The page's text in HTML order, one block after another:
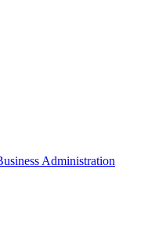
Administration